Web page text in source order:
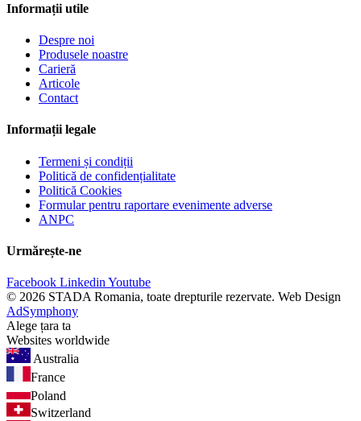
Informații utile
Despre noi
Produsele noastre
Carieră
Articole
Contact
Informații legale
Termeni și condiții
Politică de confidențialitate
Politică Cookies
Formular pentru raportare evenimente adverse
ANPC
Urmărește-ne
Facebook Linkedin Youtube
© 2026 STADA Romania, toate drepturile rezervate. Web Design
AdSymphony
Alege țara ta
Websites worldwide
Australia
France
Poland
Switzerland